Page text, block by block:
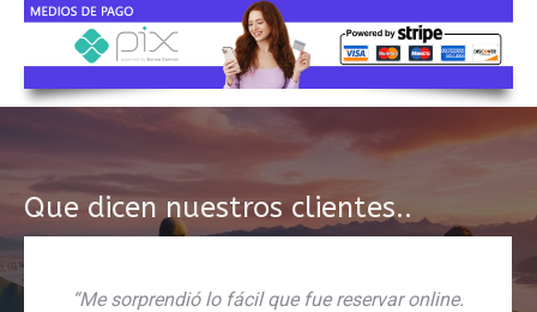
Que dicen nuestros clientes..
“Me sorprendió lo fácil que fue reservar online.